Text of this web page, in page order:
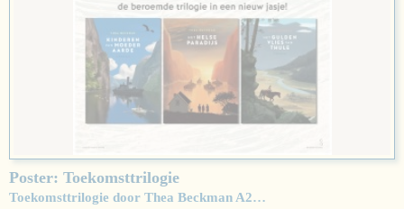
Poster: Toekomsttrilogie
Toekomsttrilogie door Thea Beckman A2…